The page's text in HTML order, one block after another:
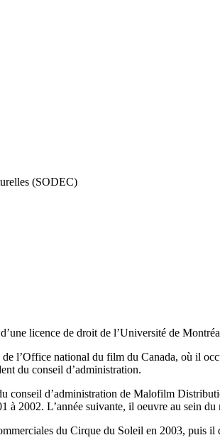
(SODEC)
licence de droit de l’Université de
l’Office national du film du Canada, où il
du conseil d’administration.
conseil d’administration de Malofilm
à 2002. L’année suivante, il oeuvre au sein
du Cirque du Soleil en 2003, puis